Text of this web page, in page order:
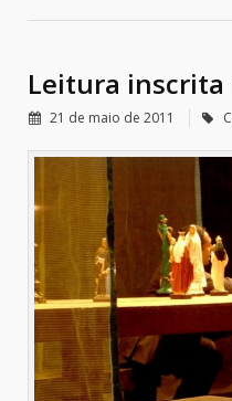
Leitura inscrita
21 de maio de 2011